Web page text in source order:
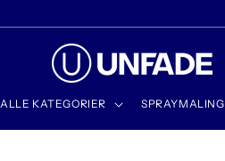
indhold
ALLE KATEGORIER SPRAYMALING